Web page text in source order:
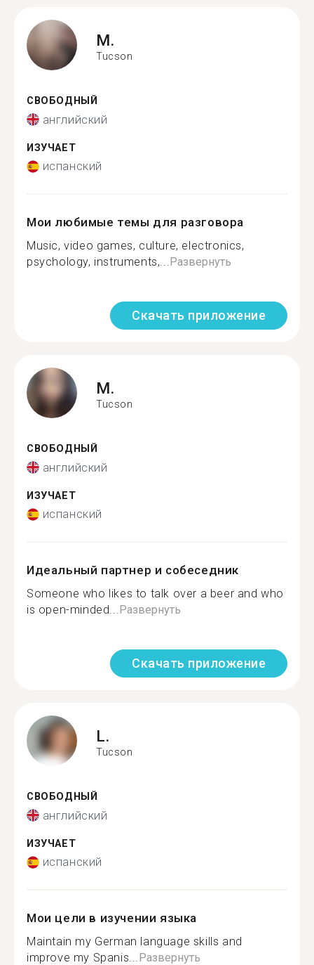
M.
Tucson
СВОБОДНЫЙ
английский
ИЗУЧАЕТ
испанский
Мои любимые темы для разговора
Music, video games, culture, electronics,
psychology, instruments,...Развернуть
Скачать приложение
M.
Tucson
СВОБОДНЫЙ
английский
ИЗУЧАЕТ
испанский
Идеальный партнер и собеседник
Someone who likes to talk over a beer and who
is open-minded...Развернуть
Скачать приложение
L.
Tucson
СВОБОДНЫЙ
английский
ИЗУЧАЕТ
испанский
Мои цели в изучении языка
Maintain my German language skills and
improve my Spanis...Развернуть